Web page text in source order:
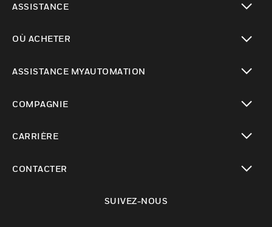
ASSISTANCE
OÙ ACHETER
ASSISTANCE MYAUTOMATION
COMPAGNIE
CARRIÈRE
CONTACTER
SUIVEZ-NOUS